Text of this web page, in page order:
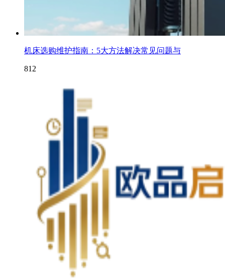
机床选购维护指南：5大方法解决常见问题与
812